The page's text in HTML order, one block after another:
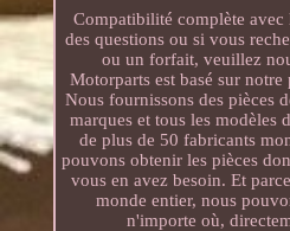
Compatibilité complète
des questions ou si vous
ou un forfait, veuillez
Motorparts est basé sur
Nous fournissons des pièces
marques et tous les modèles
de plus de 50 fabricants
pouvons obtenir les pièces
vous en avez besoin. Et
monde entier, nous
n'importe où,